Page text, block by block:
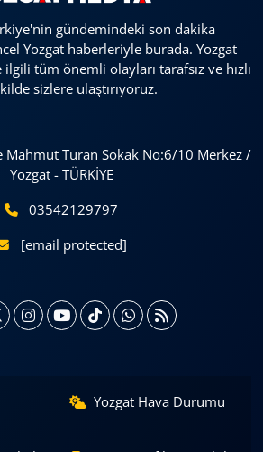
gündemindeki son dakika
Yozgat haberleriyle burada. Yozgat
tüm önemli olayları tarafsız ve hızlı
sizlere ulaştırıyoruz.
Mahmut Turan Sokak No:6/10 Merkez /
Yozgat - TÜRKİYE
03542129797
[email protected]
Yozgat Hava Durumu